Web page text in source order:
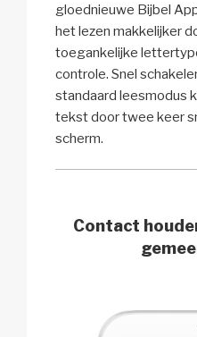
gloednieuwe Bijbel
het lezen makkelijker
toegankelijke
controle. Snel
standaard leesmodus
tekst door twee keer
scherm.
Contact